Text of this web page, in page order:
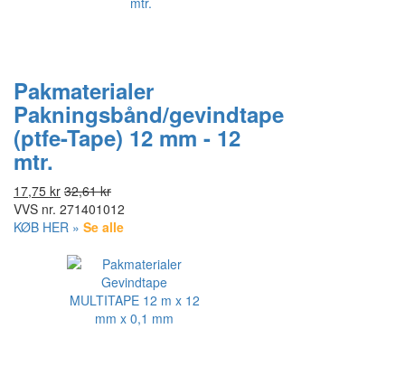
Pakmaterialer
Pakningsbånd/gevindtape
(ptfe-Tape) 12 mm - 12
mtr.
17,75 kr 32,61 kr
VVS nr. 271401012
KØB HER » Se alle